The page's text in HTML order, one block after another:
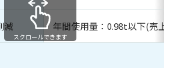
減 年間使用量：0.98t以下(売上
スクロールできます